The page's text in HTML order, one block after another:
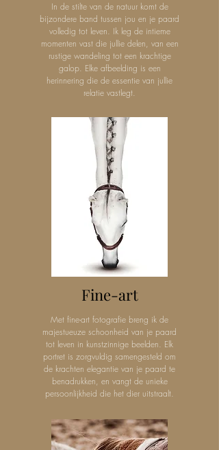
In de stilte van de natuur komt de
bijzondere band tussen jou en je paard
volledig tot leven. Ik leg de intieme
momenten vast die jullie delen, van een
rustige wandeling tot een krachtige
galop. Elke afbeelding is een
herinnering die de essentie van jullie
relatie vastlegt.
Fine-art
Met fine-art fotografie breng ik de
majestueuze schoonheid van je paard
tot leven in kunstzinnige beelden. Elk
portret is zorgvuldig samengesteld om
de krachten elegantie van je paard te
benadrukken, en vangt de unieke
persoonlijkheid die het dier uitstraalt.